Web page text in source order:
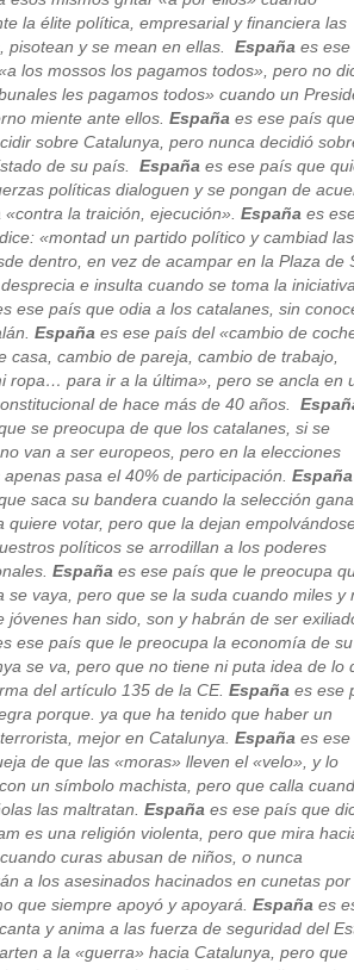
la élite política, empresarial y financiera las
pisotean y se mean en ellas.España es
los mossos los pagamos todos», pero no
les pagamos todos» cuando un
miente ante ellos.España es ese país
sobre Catalunya, pero nunca decidió
de su país.España es ese país que
políticas dialoguen y se pongan de
«contra la traición, ejecución».España es
«montad un partido político y cambiad las
dentro, en vez de acampar en la Plaza de
e insulta cuando se toma la
ese país que odia a los catalanes, sin
España es ese país del «cambio de
casa, cambio de pareja, cambio de trabajo,
ropa… para ir a la última», pero se ancla en
de hace más de 40 años.
se preocupa de que los catalanes, si se
van a ser europeos, pero en la elecciones
apenas pasa el 40% de participación.España
saca su bandera cuando la selección
quiere votar, pero que la dejan
políticos se arrodillan a los poderes
España es ese país que le preocupa
se vaya, pero que se la suda cuando miles y
jóvenes han sido, son y habrán de ser
ese país que le preocupa la economía de
se va, pero que no tiene ni puta idea de lo
del artículo 135 de la CE.España es ese
porque. ya que ha tenido que haber un
mejor en Catalunya.España es
de que las «moras» lleven el «velo», y lo
un símbolo machista, pero que calla
las maltratan.España es ese país que
es una religión violenta, pero que mira
curas abusan de niños, o nunca
a los asesinados hacinados en cunetas
que siempre apoyó y apoyará.España es
y anima a las fuerza de seguridad del
a la «guerra» hacia Catalunya, pero que